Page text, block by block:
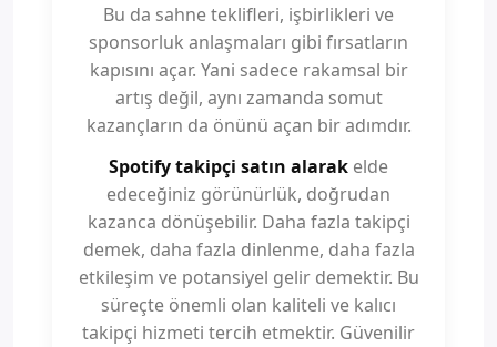
Bu da sahne teklifleri, işbirlikleri ve
sponsorluk anlaşmaları gibi fırsatların
kapısını açar. Yani sadece rakamsal bir
artış değil, aynı zamanda somut
kazançların da önünü açan bir adımdır.
Spotify takipçi satın alarak elde
edeceğiniz görünürlük, doğrudan
kazanca dönüşebilir. Daha fazla takipçi
demek, daha fazla dinlenme, daha fazla
etkileşim ve potansiyel gelir demektir. Bu
süreçte önemli olan kaliteli ve kalıcı
takipçi hizmeti tercih etmektir. Güvenilir